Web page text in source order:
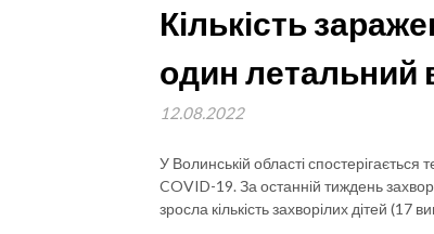
Кількість
один летальний
12.08.2022
У Волинській області
COVID-19. За останній тиждень
зросла кількість захворілих дітей (17